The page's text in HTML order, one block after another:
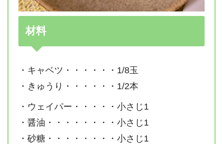
材料
・キャベツ・・・・・・1/8玉
・きゅうり・・・・・・1/2本
・ウェイパー・・・・・小さじ1
・醤油・・・・・・・・小さじ1
・砂糖・・・・・・・・小さじ1